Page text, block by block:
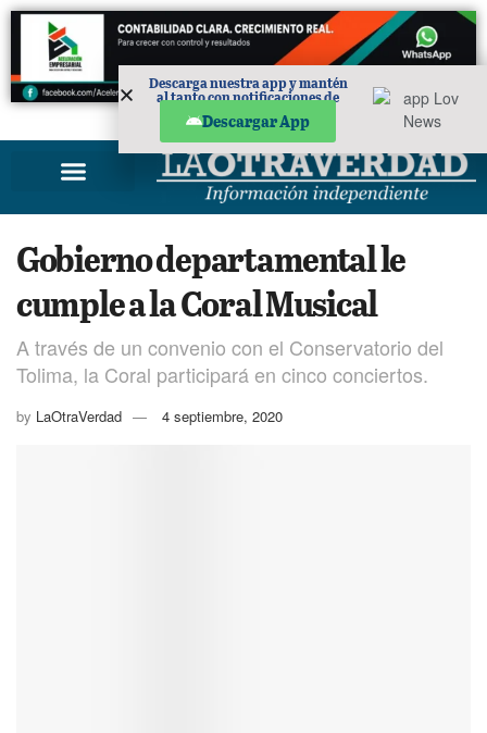
PUBLICIDAD
Gobierno departamental le
cumple a la Coral Musical
A través de un convenio con el Conservatorio del
Tolima, la Coral participará en cinco conciertos.
by LaOtraVerdad 4 septiembre, 2020
Descarga nuestra app y mantén
al tanto con notificaciones de
noticias en tu móvil.
Descargar App